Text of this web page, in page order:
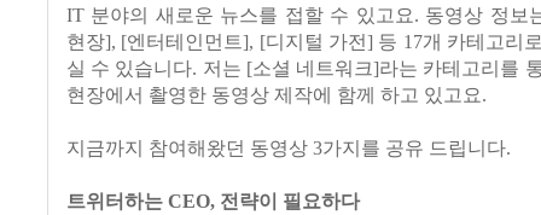
IT 분야의 새로운 뉴스를 접할 수 있고요. 동영상 정보
현장], [엔터테인먼트], [디지털 가전] 등 17개 카테고리
실 수 있습니다. 저는 [소셜 네트워크]라는 카테고리를
현장에서 촬영한 동영상 제작에 함께 하고 있고요.
지금까지 참여해왔던 동영상 3가지를 공유 드립니다.
트위터하는 CEO, 전략이 필요하다